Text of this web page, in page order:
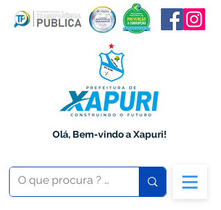
Olá, Bem-vindo a Xapuri!